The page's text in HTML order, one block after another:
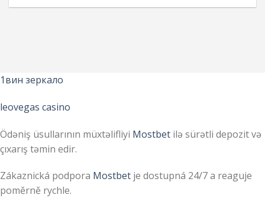
1вин зеркало
leovegas casino
Ödəniş üsullarının müxtəlifliyi Mostbet ilə sürətli depozit və
çıxarış təmin edir.
Zákaznická podpora Mostbet je dostupná 24/7 a reaguje
poměrně rychle.